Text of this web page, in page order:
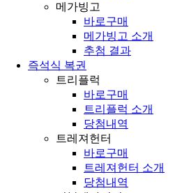
메가빙고
바로구매
메가빙고 소개
추첨 결과
즉석식 복권
트리플럭
바로구매
트리플럭 소개
당첨내역
트레져헌터
바로구매
트레져헌터 소개
당첨내역